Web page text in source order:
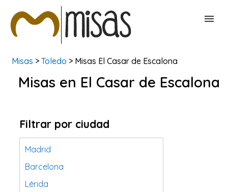
BUSCAR MISAS
Misas > Toledo > Misas El Casar de Escalona
Misas en El Casar de Escalona
Filtrar por ciudad
Madrid
Barcelona
Lérida